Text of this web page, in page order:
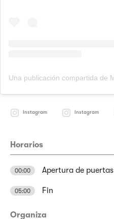
Instagram Instagram
Horarios
00:00 Apertura de puertas
05:00 Fin
Organiza